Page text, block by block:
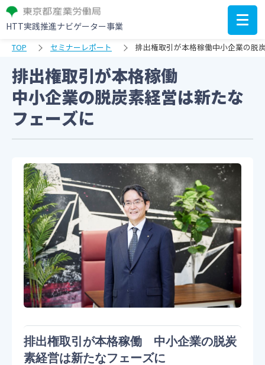
TOP セミナーレポート 排出権取引が本格稼働中小企業の脱
排出権取引が本格稼働
中小企業の脱炭素経営は新たな
フェーズに
HTT実践推進ナビゲーター事業
排出権取引が本格稼働 中小企業の脱炭
素経営は新たなフェーズに